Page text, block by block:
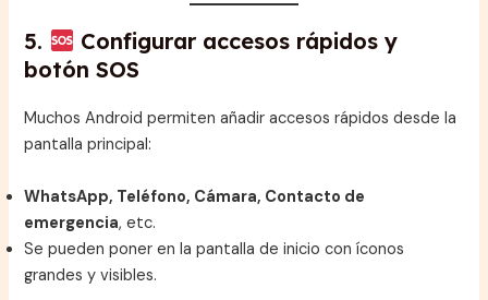
5.
Configurar accesos rápidos y
botón SOS
Muchos Android permiten añadir accesos rápidos desde la
pantalla principal:
WhatsApp, Teléfono, Cámara, Contacto de
emergencia, etc.
Se pueden poner en la pantalla de inicio con íconos
grandes y visibles.